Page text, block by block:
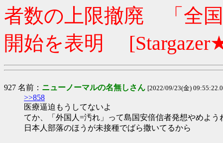
者数の上限撤廃 「全
開始を表明
927 名前： ニューノーマルの名無しさん [2022/09/23(金)
>>858
医療逼迫もうしてないよ
てか、「外国人=汚れ」って島国安倍信者発想やめよう
日本人部落のほうが未接種でばら撒いてるから